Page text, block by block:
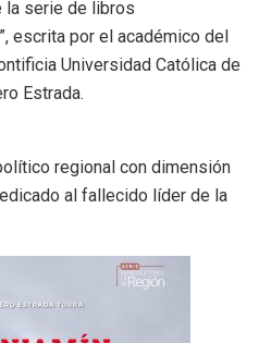
la serie de libros
escrita por el académico del
Universidad Católica de
Estrada.
regional con dimensión
al fallecido líder de la